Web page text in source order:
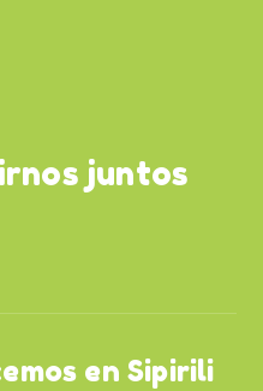
juntos
en Sipirili